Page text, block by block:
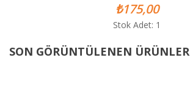
₺175,00
Stok Adet: 1
SON GÖRÜNTÜLENEN ÜRÜNLER